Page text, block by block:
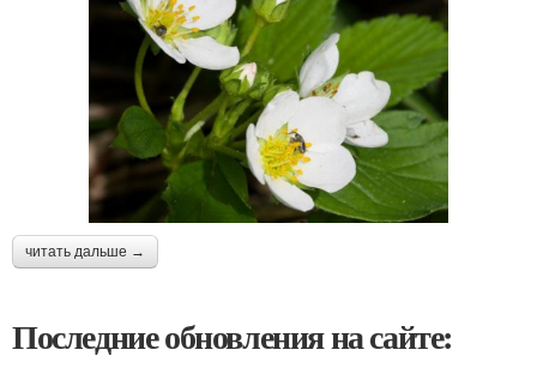
читать дальше →
Последние обновления на сайте: